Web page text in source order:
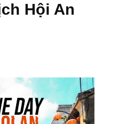
Hội An